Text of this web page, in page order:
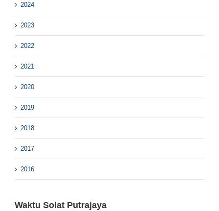
2024
2023
2022
2021
2020
2019
2018
2017
2016
Waktu Solat Putrajaya